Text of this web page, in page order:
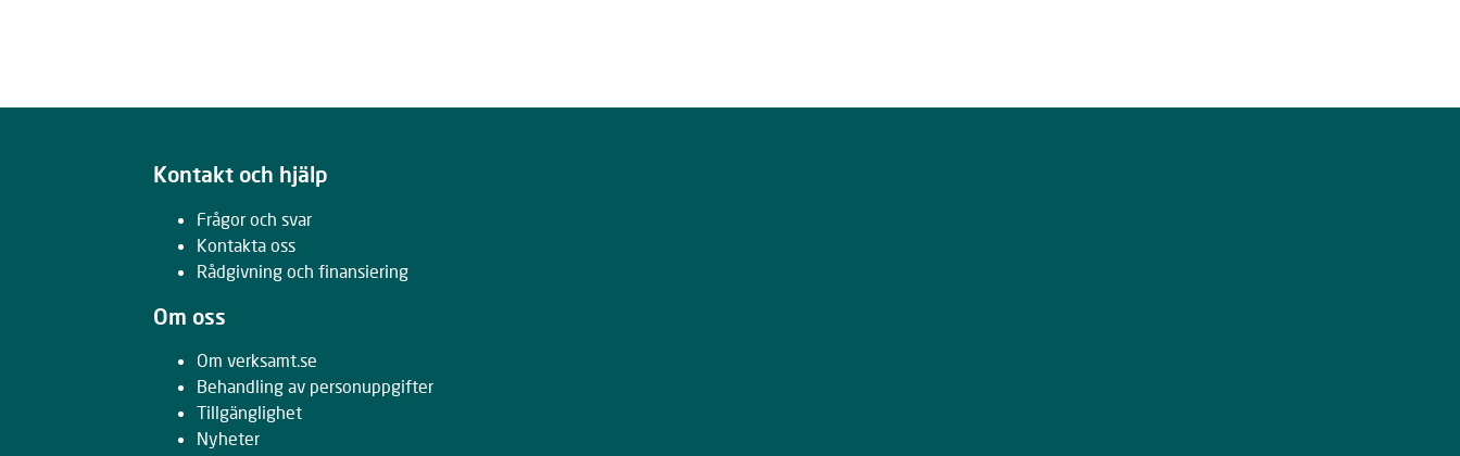
Kontakt och hjälp
Frågor och svar
Kontakta oss
Rådgivning och finansiering
Om oss
Om verksamt.se
Behandling av personuppgifter
Tillgänglighet
Nyheter